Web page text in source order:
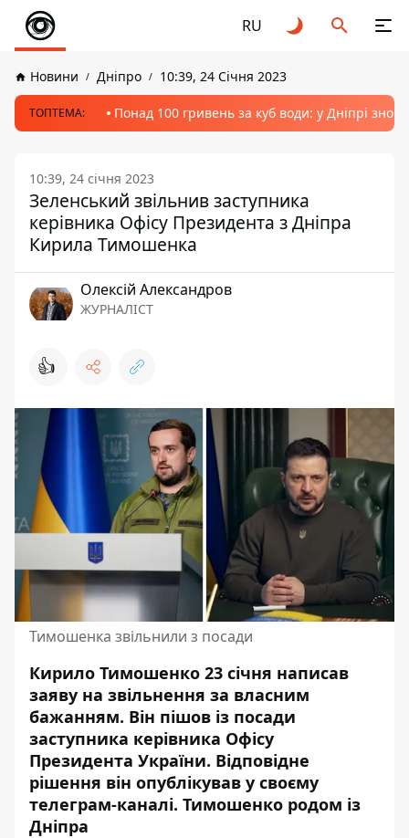
RU
Новини Дніпро 10:39, 24 Січня 2023
ТОПТЕМА: Понад 100 гривень за куб води: у Дніпрі
10:39, 24 січня 2023
Зеленський звільнив заступника
керівника Офісу Президента з Дніпра
Кирила Тимошенка
Олексій Александров
ЖУРНАЛІСТ
👍
Тимошенка звільнили з посади
Кирило Тимошенко 23 січня написав
заяву на звільнення за власним
бажанням. Він пішов із посади
заступника керівника Офісу
Президента України. Відповідне
рішення він опублікував у своєму
телеграм-каналі. Тимошенко родом із
Дніпра